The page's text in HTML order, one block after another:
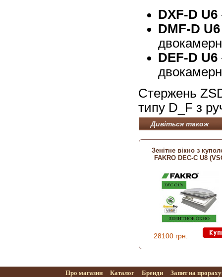
DXF-D U6
DMF-D U6
DEF-D U6
Стержень
типу D_F з
Дивіться також
Зенітне вікно з
FAKRO DEC-C U8
28100 грн.
Про магазин Каталог Бренди Запит на